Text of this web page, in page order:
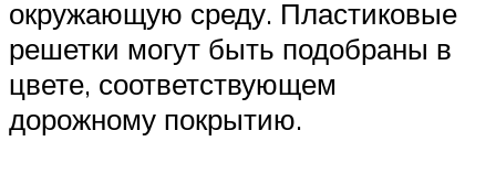
окружающую среду. Пластиковые
решетки могут быть подобраны в
цвете, соответствующем
дорожному покрытию.